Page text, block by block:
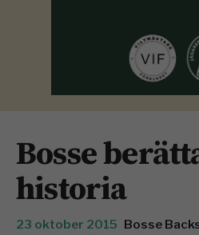
Bosse
historia
23 oktober 2015
Bosse